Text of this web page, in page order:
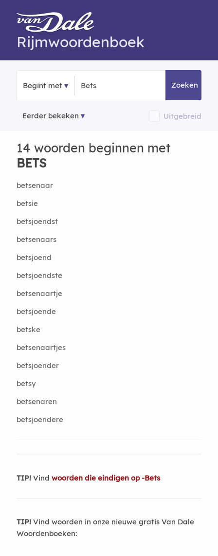
Rijmwoordenboek
Begint met Zoeken
Eerder bekeken Uitgebreid
14 woorden beginnen met
BETS
betsenaar
betsie
betsjoendst
betsenaars
betsjoend
betsjoendste
betsenaartje
betsjoende
betske
betsenaartjes
betsjoender
betsy
betsenaren
betsjoendere
TIP!Vind woorden die eindigen op -Bets
TIP!Vind woorden in onze nieuwe gratis Van Dale
Woordenboeken: